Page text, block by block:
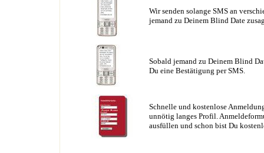
Wir senden solange SMS an
jemand zu Deinem Blind Date
Sobald jemand zu Deinem Blind
Du eine Bestätigung per SMS.
Schnelle und kostenlose
unnötig langes Profil.
ausfüllen und schon bist Du